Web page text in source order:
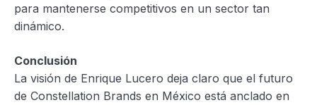
para mantenerse competitivos en un sector tan
dinámico.
Conclusión
La visión de Enrique Lucero deja claro que el futuro
de Constellation Brands en México está anclado en